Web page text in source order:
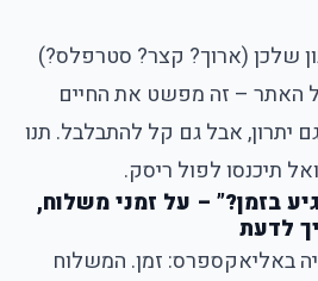
שלכן (ארוך? קצר? סטרפלס?)
האתר – זה מפשט את החיים
יתרון, אבל גם קל להתבלבל. תנו
תיכנסו לפול ריסק.
בזמן?” – על זמני משלוח,
לדעת
באליאקספרס: זמן. המשלוח